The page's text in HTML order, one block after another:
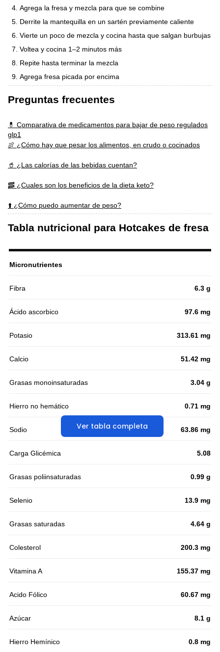
Agrega la fresa y mezcla para que se combine
Derrite la mantequilla en un sartén previamente caliente
Vierte un poco de mezcla y cocina hasta que salgan burbujas
Voltea y cocina 1–2 minutos más
Repite hasta terminar la mezcla
Agrega fresa picada por encima
Preguntas frecuentes
💊 Comparativa de medicamentos para bajar de peso regulados
glp1
🍖 ¿Cómo hay que pesar los alimentos, en crudo o cocinados
🥤 ¿Las calorías de las bebidas cuentan?
🥓 ¿Cuales son los beneficios de la dieta keto?
⬆️ ¿Cómo puedo aumentar de peso?
Tabla nutricional para Hotcakes de fresa
Ver tabla completa
Micronutrientes
Fibra 6.3 g
Ácido ascorbico 97.6 mg
Potasio 313.61 mg
Calcio 51.42 mg
Grasas monoinsaturadas 3.04 g
Hierro no hemático 0.71 mg
Sodio 63.86 mg
Carga Glicémica 5.08
Grasas poliinsaturadas 0.99 g
Selenio 13.9 mg
Grasas saturadas 4.64 g
Colesterol 200.3 mg
Vitamina A 155.37 mg
Acido Fólico 60.67 mg
Azúcar 8.1 g
Hierro Hemínico 0.8 mg